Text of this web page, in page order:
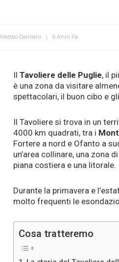
Matteo Damiani 6 Anni Fa
Il Tavoliere delle Puglie, il
è una zona da visitare
spettacolari, il buon cibo e
Il Tavoliere si trova in un
4000 km quadrati, tra i
Fortere a nord e Ofanto a
un’area collinare, una zona
piana costiera e una litorale.
Durante la primavera e
molto frequenti le
Cosa tratteremo